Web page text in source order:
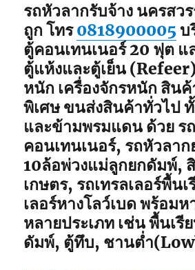
รถหัวลากรับจ้าง นครสว
ถูก โทร0818900005 บ
ตู้คอนเทนเนอร์ 20 ฟุต แ
ตู้แห้งและตู้เย็น
หนัก เครื่องจักรหนัก สิน
พิเศษ ขนส่งสินค้าทั่วไป
และข้ามพรมแดน ด้วย ร
คอนเทนเนอร์, รถหัวลา
10ล้อพ่วงแม่ลูกยกดัมพ์,
เกษตร, รถเทรลเลอร์พื้นเ
เลอร์หางโลว์เบด พร้อม
หลายประเภท เช่น พื้นเรี
ดัมพ์, ตู้ทึบ, ชานต่ำ